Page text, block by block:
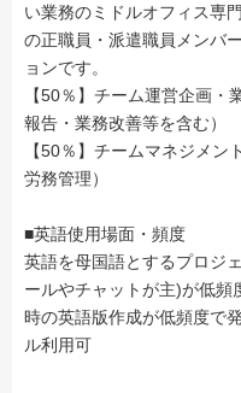
い業務のミドルオフィス専
の正職員・派遣職員メンバ
ョンです。
【50％】チーム運営企画・
報告・業務改善等を含む）
【50％】チームマネジメン
労務管理）
■英語使用場面・頻度
英語を母国語とするプロジ
ールやチャットが主)が低頻
時の英語版作成が低頻度で
ル利用可